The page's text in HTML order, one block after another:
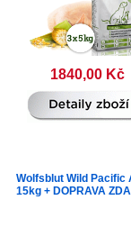
1840,00 Kč
Wolfsblut Wild Pacific
15kg + DOPRAVA